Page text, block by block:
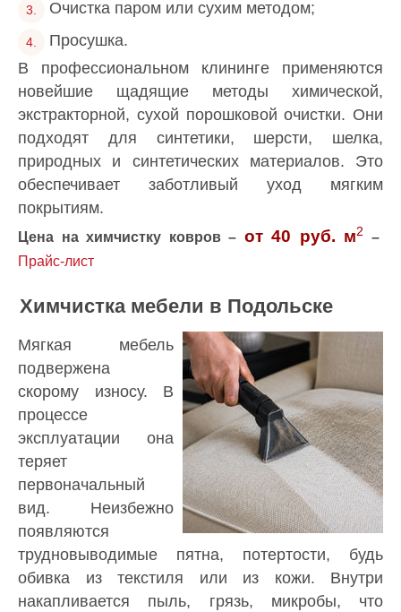
Очистка паром или сухим методом;
Просушка.
В профессиональном клининге применяются
новейшие щадящие методы химической,
экстракторной, сухой порошковой очистки. Они
подходят для синтетики, шерсти, шелка,
природных и синтетических материалов. Это
обеспечивает заботливый уход мягким
покрытиям.
Цена на химчистку ковров – от 40 руб. м2
–
Прайс-лист
Химчистка мебели в Подольске
Мягкая мебель
подвержена
скорому износу. В
процессе
эксплуатации она
теряет
первоначальный
вид. Неизбежно
появляются
трудновыводимые пятна, потертости, будь
обивка из текстиля или из кожи. Внутри
накапливается пыль, грязь, микробы, что